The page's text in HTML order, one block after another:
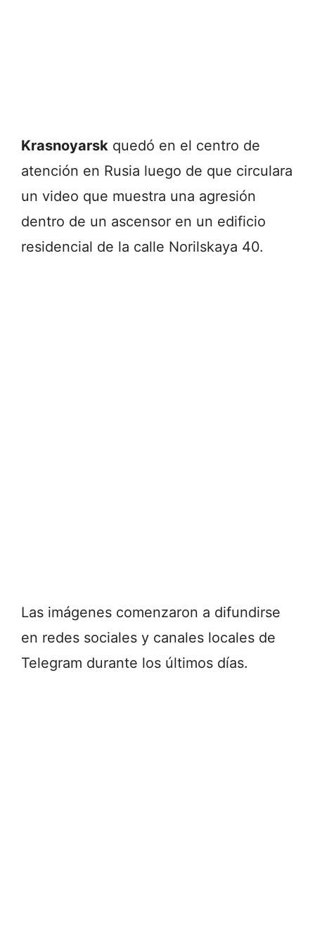
Krasnoyarsk quedó en el centro de
atención en Rusia luego de que circulara
un video que muestra una agresión
dentro de un ascensor en un edificio
residencial de la calle Norilskaya 40.
Las imágenes comenzaron a difundirse
en redes sociales y canales locales de
Telegram durante los últimos días.